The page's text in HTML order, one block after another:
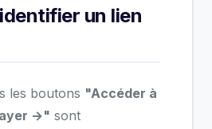
un lien
les boutons "Accéder à
→" sont